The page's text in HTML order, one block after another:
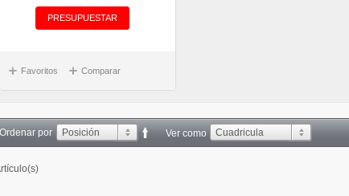
PRESUPUESTAR
Favoritos Comparar
Ordenar por Posición Ver como Cuadricula